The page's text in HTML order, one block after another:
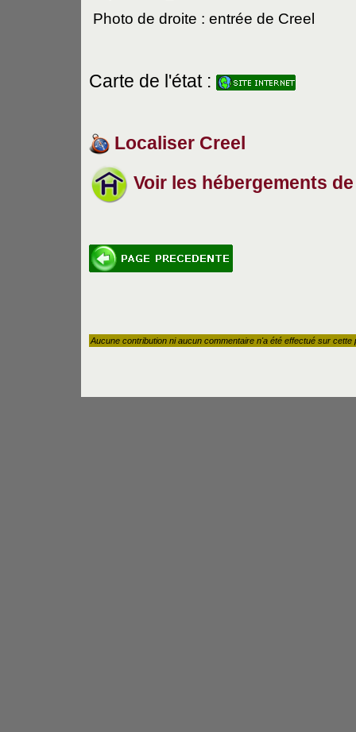
Photo de droite : entrée de Creel
Carte de l'état :
Localiser Creel
Voir les hébergements
Aucune contribution ni aucun commentaire n'a été effectué sur cette